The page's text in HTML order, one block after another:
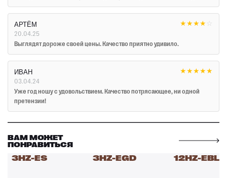
АРТЁМ
20.04.25
★★★★
Выглядят дороже своей цены. Качество приятно удивило.
ИВАН
03.04.24
★★★★★
Уже год ношу с удовольствием. Качество потрясающее, ни одной
претензии!
ВАМ МОЖЕТ
ПОНРАВИТЬСЯ
3HZ-ES 3HZ-EGD 12HZ-EBL